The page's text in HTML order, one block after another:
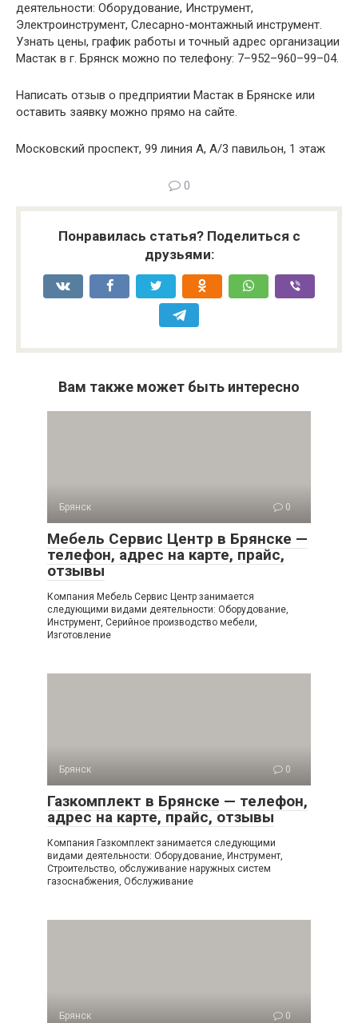
деятельности: Оборудование, Инструмент,
Электроинструмент, Слесарно-монтажный инструмент.
Узнать цены, график работы и точный адрес организации
Мастак в г. Брянск можно по телефону: 7–952–960–99–04.
Написать отзыв о предприятии Мастак в Брянске или
оставить заявку можно прямо на сайте.
Московский проспект, 99 линия А, А/3 павильон, 1 этаж
0
Понравилась статья? Поделиться с
друзьями:
Вам также может быть интересно
Брянск 0
Мебель Сервис Центр в Брянске —
телефон, адрес на карте, прайс,
отзывы
Компания Мебель Сервис Центр занимается
следующими видами деятельности: Оборудование,
Инструмент, Серийное производство мебели,
Изготовление
Брянск 0
Газкомплект в Брянске — телефон,
адрес на карте, прайс, отзывы
Компания Газкомплект занимается следующими
видами деятельности: Оборудование, Инструмент,
Строительство, обслуживание наружных систем
газоснабжения, Обслуживание
Брянск 0